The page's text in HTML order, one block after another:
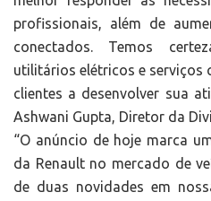
profissionais, além de
conectados. Temos
utilitários elétricos e serviços
clientes a desenvolver sua
Ashwani Gupta, Diretor da
“O anúncio de hoje marca
da Renault no mercado de
de duas novidades em